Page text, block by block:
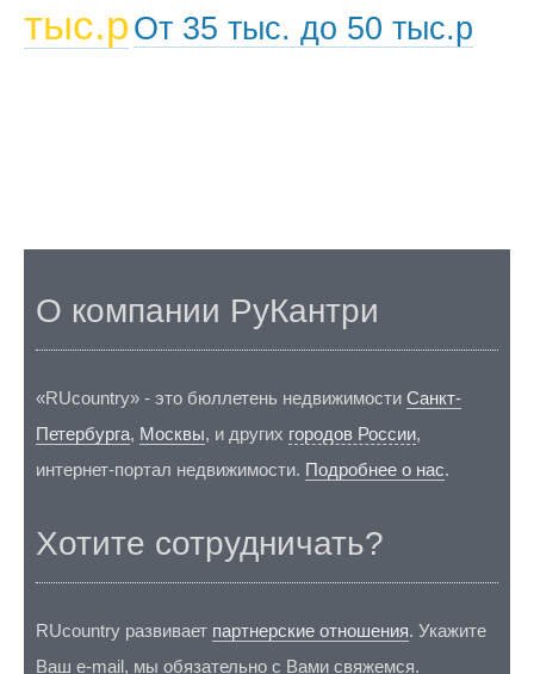
тыс.р От 35 тыс. до 50 тыс.р
О компании РуКантри
«RUcountry» - это бюллетень недвижимости Санкт-
Петербурга, Москвы, и других городов России,
интернет-портал недвижимости. Подробнее о нас.
Хотите сотрудничать?
RUcountry развивает партнерские отношения. Укажите
Ваш e-mail, мы обязательно с Вами свяжемся.